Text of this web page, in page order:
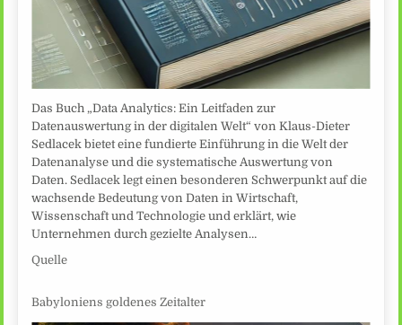
Das Buch „Data Analytics: Ein Leitfaden zur
Datenauswertung in der digitalen Welt“ von Klaus-Dieter
Sedlacek bietet eine fundierte Einführung in die Welt der
Datenanalyse und die systematische Auswertung von
Daten. Sedlacek legt einen besonderen Schwerpunkt auf die
wachsende Bedeutung von Daten in Wirtschaft,
Wissenschaft und Technologie und erklärt, wie
Unternehmen durch gezielte Analysen…
Quelle
Babyloniens goldenes Zeitalter